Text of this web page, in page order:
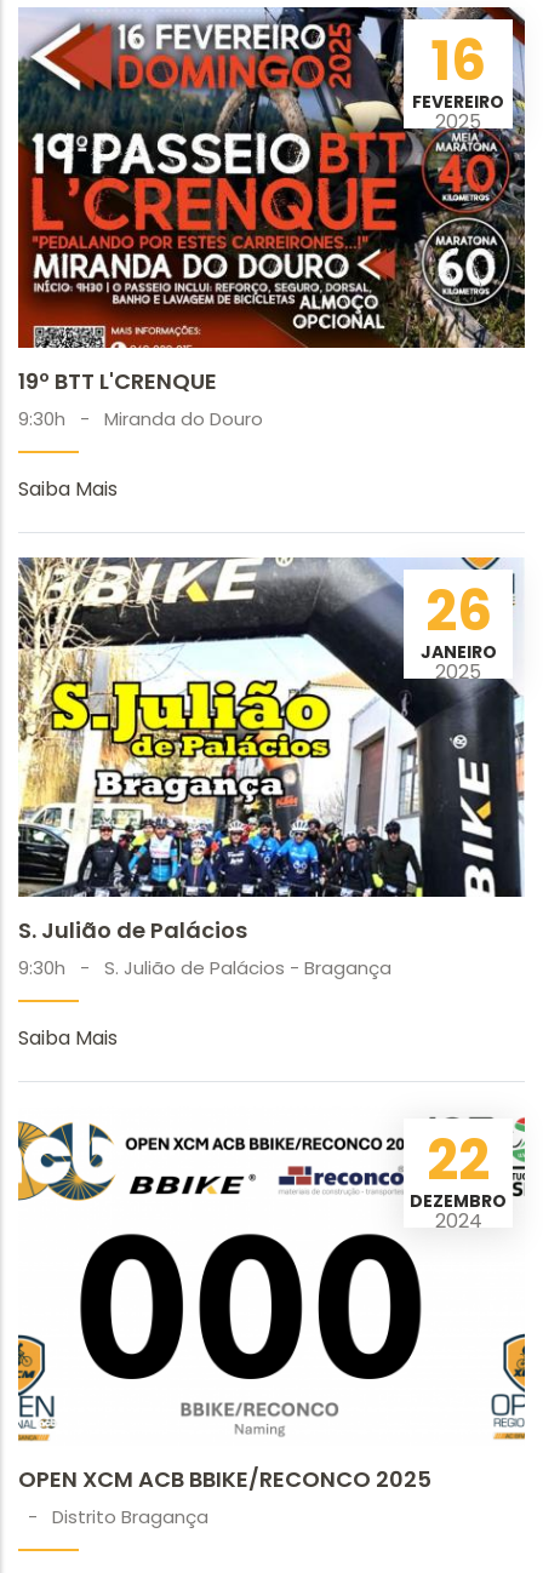
16
FEVEREIRO
2025
19º BTT L'CRENQUE
9:30h - Miranda do Douro
Saiba Mais
26
JANEIRO
2025
S. Julião de Palácios
9:30h - S. Julião de Palácios - Bragança
Saiba Mais
22
DEZEMBRO
2024
OPEN XCM ACB BBIKE/RECONCO 2025
- Distrito Bragança